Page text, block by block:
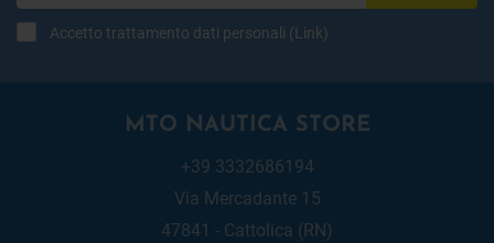
Accetto trattamento dati personali (Link)
MTO NAUTICA STORE
+39 3332686194
Via Mercadante 15
47841 - Cattolica (RN)